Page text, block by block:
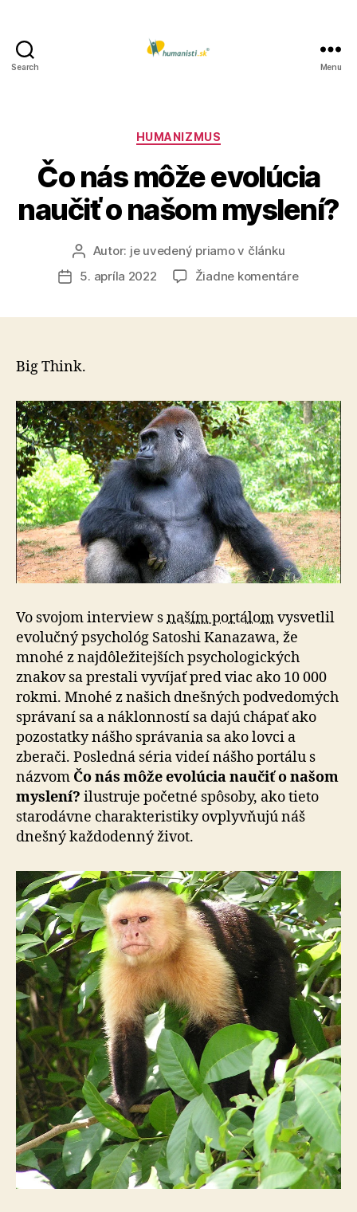
Search Menu
Kategórie
HUMANIZMUS
Čo nás môže evolúcia
naučiť o našom myslení?
Autor
článku
Autor: je uvedený priamo v článku
Dátum
5. apríla 2022 Žiadne komentárena
našom
myslení?
Big Think.
Vo svojom interview snaším portálomvysvetlil
evolučný psychológ Satoshi Kanazawa, že
mnohé z najdôležitejších psychologických
znakov sa prestali vyvíjať pred viac ako 10 000
rokmi. Mnohé z našich dnešných podvedomých
správaní sa a náklonností sa dajú chápať ako
pozostatky nášho správania sa ako lovci a
zberači. Posledná séria videí nášho portálu s
názvom Čo nás môže evolúcia naučiť o našom
myslení? ilustruje početné spôsoby, ako tieto
starodávne charakteristiky ovplyvňujú náš
dnešný každodenný život.